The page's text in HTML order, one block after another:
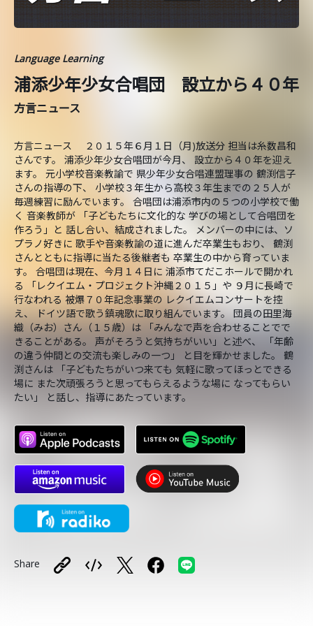
Language Learning
浦添少年少女合唱団 設立から４０年
方言ニュース
方言ニュース ２０１５年６月１日（月)放送分 担当は糸数昌和
さんです。 浦添少年少女合唱団が今月、 設立から４０年を迎え
ます。 元小学校音楽教諭で 県少年少女合唱連盟理事の 鶴渕信子
さんの指導の下、 小学校３年生から高校３年生までの２５人が
毎週練習に励んでいます。 合唱団は浦添市内の５つの小学校で働
く 音楽教師が 「子どもたちに文化的な 学びの場として合唱団を
作ろう」と 話し合い、結成されました。 メンバーの中には、ソ
プラノ好きに 歌手や音楽教諭の道に進んだ卒業生もおり、 鶴渕
さんとともに指導に当たる後継者も 卒業生の中から育っていま
す。 合唱団は現在、今月１４日に 浦添市てだこホールで開かれ
る 「レクイエム・プロジェクト沖縄２０１５」や ９月に長崎で
行なわれる 被爆７０年記念事業の レクイエムコンサートを控
え、 ドイツ語で歌う鎮魂歌に取り組んでいます。 団員の田里海
織（みお）さん（１５歳）は 「みんなで声を合わせることでで
きることがある。 声がそろうと気持ちがいい」と述べ、 「年齢
の違う仲間との交流も楽しみの一つ」 と目を輝かせました。 鶴
渕さんは 「子どもたちがいつ来ても 気軽に歌ってほっとできる
場に また次頑張ろうと思ってもらえるような場に なってもらい
たい」 と話し、指導にあたっています。
Share